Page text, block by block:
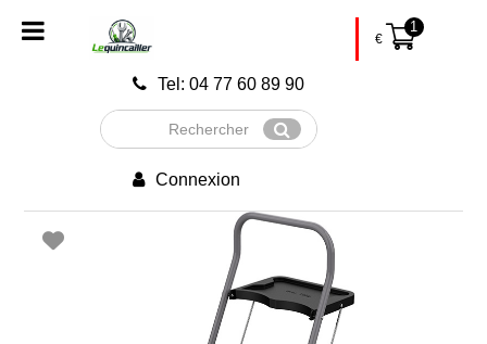
Tel: 04 77 60 89 90
Rechercher
Envoyer
Connexion
€
1